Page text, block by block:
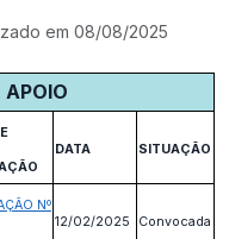
em 08/08/2025
APOIO
DATA SITUAÇÃO
Nº
12/02/2025 Convocada